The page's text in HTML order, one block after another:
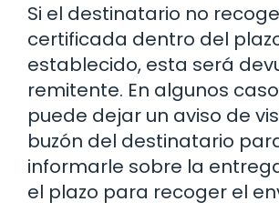
Si el destinatario no
certificada dentro del
establecido, esta será
remitente. En algunos
puede dejar un aviso de
buzón del destinatario
informarle sobre la
el plazo para recoger el